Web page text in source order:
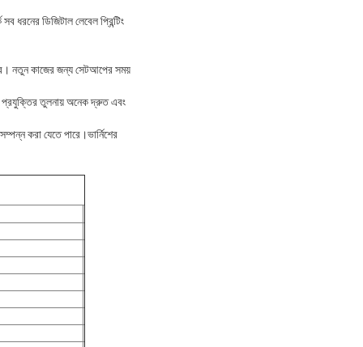
ধরনের ডিজিটাল লেবেল প্রিন্টিং
নতুন কাজের জন্য সেটআপের সময়
প্রযুক্তির তুলনায় অনেক দ্রুত এবং
করা যেতে পারে।ভার্নিশের